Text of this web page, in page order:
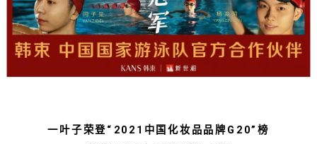
一叶子荣登“2021中国化妆品品牌G20”榜